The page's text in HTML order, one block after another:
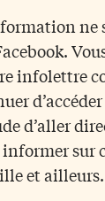
ne
infolettre
d’aller
sur
et